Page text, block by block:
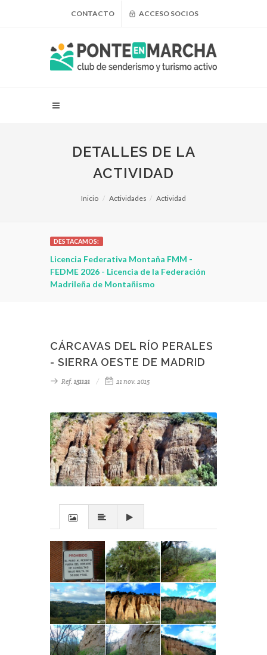
CONTACTO ACCESO SOCIOS
DETALLES DE LA
ACTIVIDAD
Inicio Actividades Actividad
DESTACAMOS:
Licencia Federativa Montaña FMM -
FEDME 2026 - Licencia de la Federación
Madrileña de Montañismo
CÁRCAVAS DEL RÍO PERALES
- SIERRA OESTE DE MADRID
Ref. 151121 21 nov. 2015